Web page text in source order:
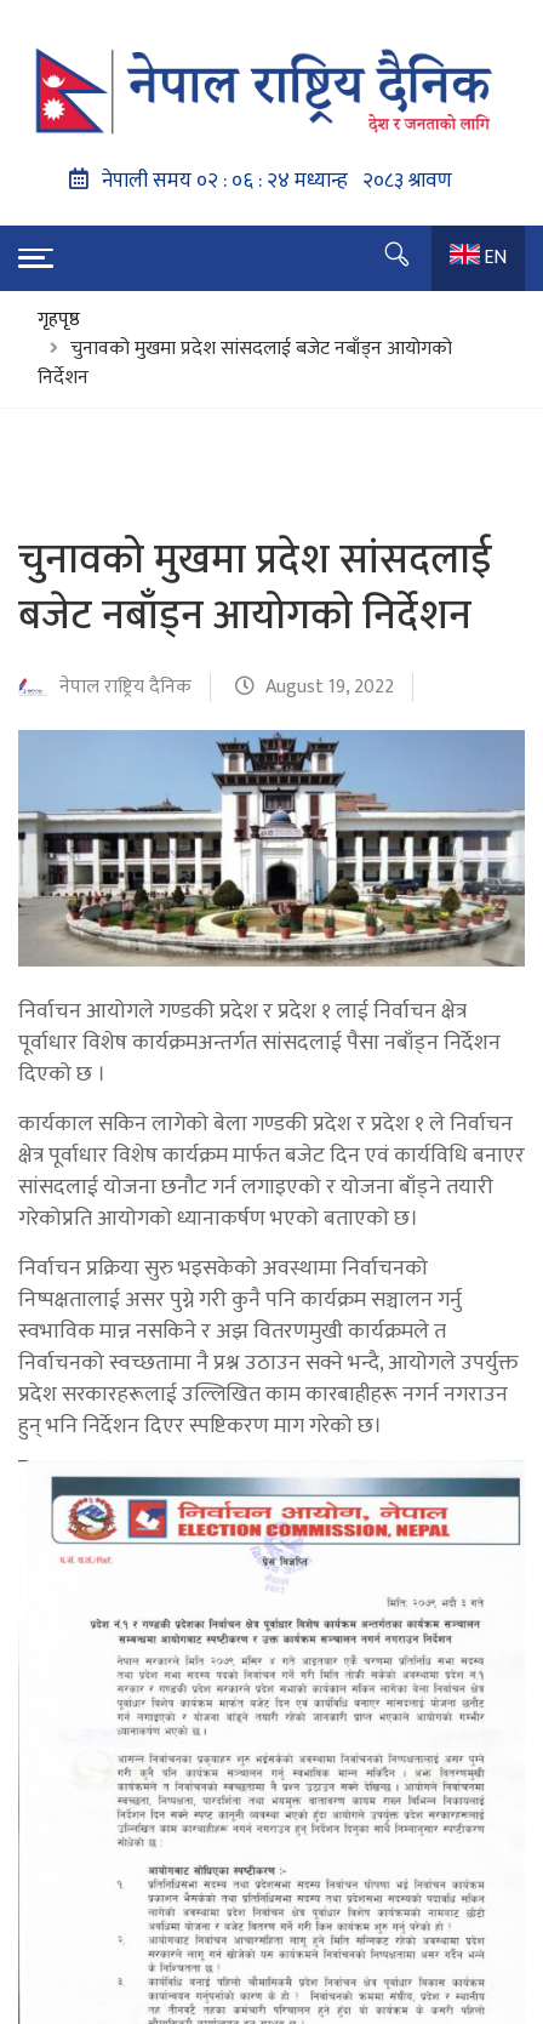
EN
गृहपृष्ठ
चुनावको मुखमा प्रदेश सांसदलाई बजेट नबाँड्न आयोगको
निर्देशन
चुनावको मुखमा प्रदेश सांसदलाई
बजेट नबाँड्न आयोगको निर्देशन
नेपाल राष्ट्रिय दैनिक August 19, 2022
निर्वाचन आयोगले गण्डकी प्रदेश र प्रदेश १ लाई निर्वाचन क्षेत्र
पूर्वाधार विशेष कार्यक्रमअन्तर्गत सांसदलाई पैसा नबाँड्न निर्देशन
दिएको छ ।
कार्यकाल सकिन लागेको बेला गण्डकी प्रदेश र प्रदेश १ ले निर्वाचन
क्षेत्र पूर्वाधार विशेष कार्यक्रम मार्फत बजेट दिन एवं कार्यविधि बनाएर
सांसदलाई योजना छनौट गर्न लगाइएको र योजना बाँड्ने तयारी
गरेकोप्रति आयोगको ध्यानाकर्षण भएको बताएको छ।
निर्वाचन प्रक्रिया सुरु भइसकेको अवस्थामा निर्वाचनको
निष्पक्षतालाई असर पुग्ने गरी कुनै पनि कार्यक्रम सञ्चालन गर्नु
स्वभाविक मान्न नसकिने र अझ वितरणमुखी कार्यक्रमले त
निर्वाचनको स्वच्छतामा नै प्रश्न उठाउन सक्ने भन्दै, आयोगले उपर्युक्त
प्रदेश सरकारहरूलाई उल्लिखित काम कारबाहीहरू नगर्न नगराउन
हुन् भनि निर्देशन दिएर स्पष्टिकरण माग गरेको छ।